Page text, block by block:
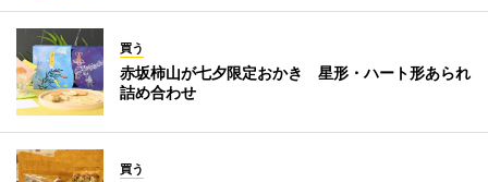
買う
赤坂柿山が七夕限定おかき 星形・ハート形あられ
詰め合わせ
買う